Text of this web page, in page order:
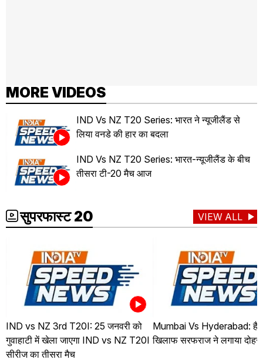
MORE VIDEOS
IND Vs NZ T20 Series: भारत ने न्यूजीलैंड से
लिया वनडे की हार का बदला
IND Vs NZ T20 Series: भारत-न्यूजीलैंड के बीच
तीसरा टी-20 मैच आज
सुपरफास्ट 20 VIEW ALL
IND vs NZ 3rd T20I: 25 जनवरी को
गुवाहाटी में खेला जाएगा IND vs NZ T20I
सीरीज का तीसरा मैच
Mumbai Vs Hyderabad:
खिलाफ सरफराज ने लगाया